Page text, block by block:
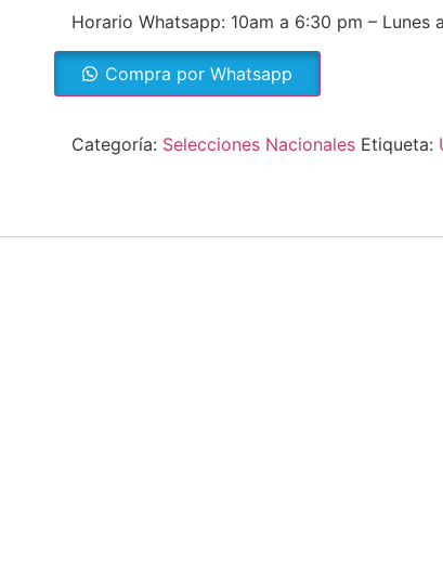
Horario Whatsapp: 10am a 6:30 pm – Lunes
Compra por Whatsapp
Categoría: Selecciones Nacionales Etiqueta: